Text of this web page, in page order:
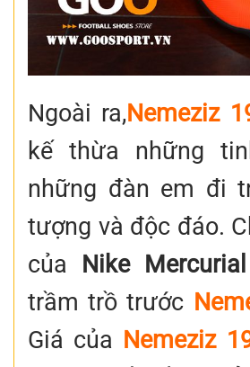
Ngoài ra,Nemeziz
kế thừa những
những đàn em đi
tượng và độc đáo.
của Nike Mercurial
trầm trồ trước
Giá của Nemeziz